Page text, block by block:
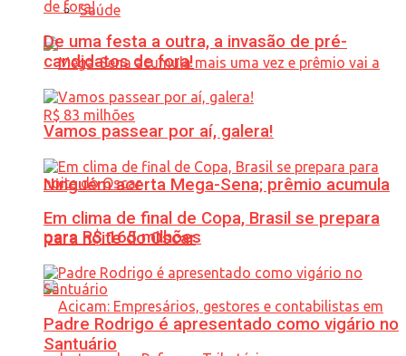
Saúde
Ninguém acerta Mega-Sena; prêmio acumula
para R$ 165 milhões
De uma festa a outra, a invasão de pré-
candidatos de fora!
Vamos passear por aí, galera!
Em clima de final de Copa, Brasil se prepara
para noite do Oscar
Padre Rodrigo é apresentado como vigário no
Santuário